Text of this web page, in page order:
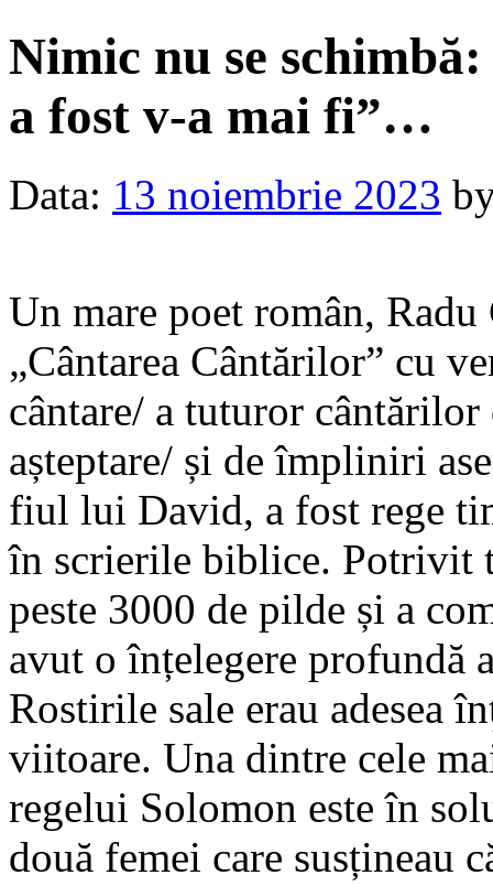
Nimic nu se
a fost v-a mai fi”…
Data: 13 noiembrie 2023
Un mare poet român,
„Cântarea Cântărilor” cu
cântare/ a tuturor
așteptare/ și de împliniri
fiul lui David, a fost rege
în scrierile biblice. Potrivit
peste 3000 de pilde și a
avut o înțelegere profundă
Rostirile sale erau adesea
viitoare. Una dintre cele
regelui Solomon este în
două femei care susțineau